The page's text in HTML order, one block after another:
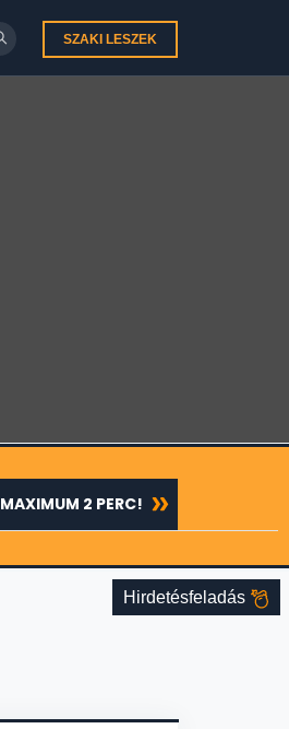
SZAKI LESZEK
MAXIMUM 2 PERC!
Hirdetésfeladás